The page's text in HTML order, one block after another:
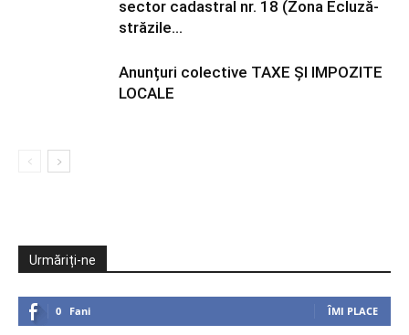
sector cadastral nr. 18 (Zona Ecluză-
străzile...
Anunțuri colective TAXE ȘI IMPOZITE
LOCALE
Urmăriți-ne
0 Fani ÎMI PLACE